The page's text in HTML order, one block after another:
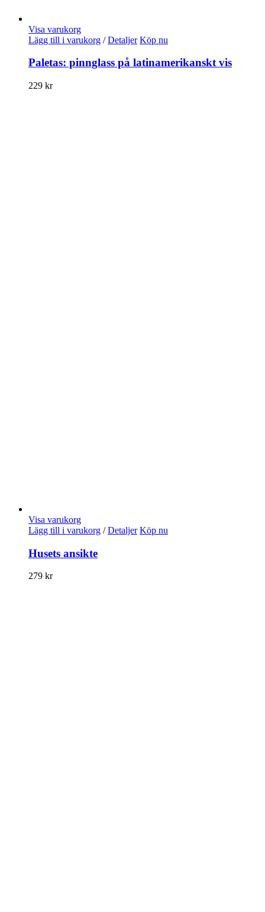
Visa varukorg
Lägg till i varukorg / Detaljer Köp nu
Paletas: pinnglass på latinamerikanskt vis
229 kr
Visa varukorg
Lägg till i varukorg / Detaljer Köp nu
Husets ansikte
279 kr